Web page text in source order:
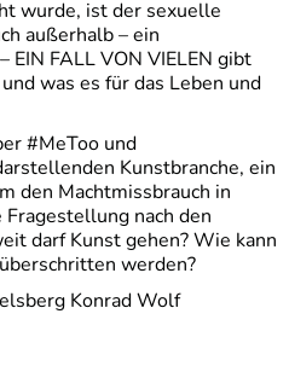
wurde, ist der sexuelle
außerhalb – ein
EIN FALL VON VIELEN gibt
was es für das Leben und
#MeToo und
Kunstbranche, ein
den Machtmissbrauch in
nach den
darf Kunst gehen? Wie kann
werden?
Konrad Wolf